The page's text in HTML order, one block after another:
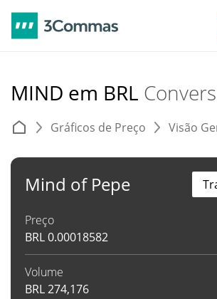
MIND em BRL
Gráficos de Preço Visão
Mind of Pepe
Preço
BRL0.00018582
Volume
BRL274,176